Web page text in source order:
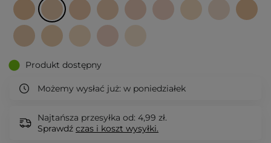
Produkt dostępny
Możemy wysłać już: w poniedziałek
Najtańsza przesyłka od: 4,99 zł.
Sprawdź czas i koszt wysyłki.